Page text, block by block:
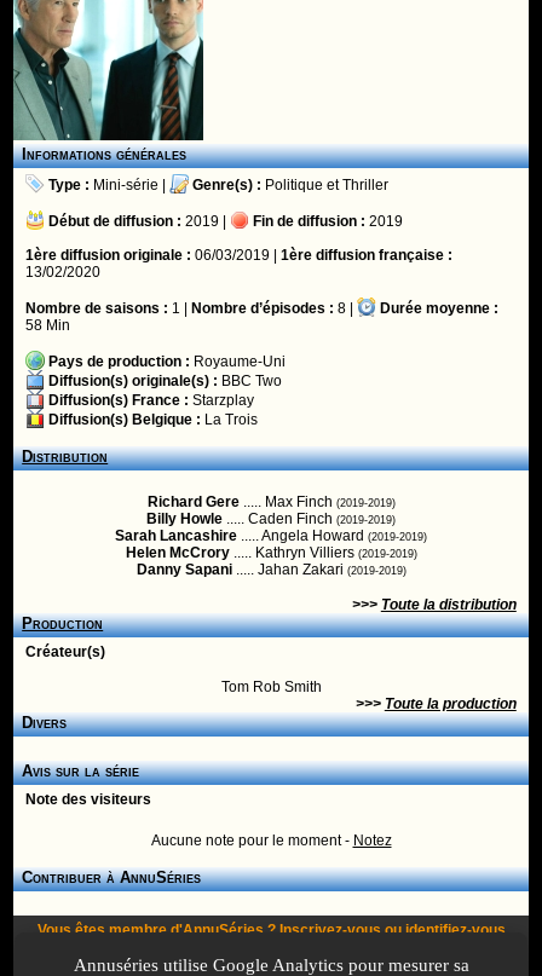
Informations générales
Type : Mini-série | Genre(s) : Politique etThriller
Début de diffusion : 2019 | Fin de diffusion : 2019
1ère diffusion originale : 06/03/2019 |1ère diffusion française :
13/02/2020
Nombre de saisons : 1 | Nombre d’épisodes : 8 |
Durée moyenne :
58 Min
Pays de production : Royaume-Uni
Diffusion(s) originale(s) : BBC Two
Diffusion(s) France : Starzplay
Diffusion(s) Belgique : La Trois
Distribution
Richard Gere..... Max Finch (2019-2019)
Billy Howle ..... Caden Finch (2019-2019)
Sarah Lancashire ..... Angela Howard (2019-2019)
Helen McCrory..... Kathryn Villiers (2019-2019)
Danny Sapani..... Jahan Zakari (2019-2019)
>>> Toute la distribution
Production
Créateur(s)
Tom Rob Smith
>>> Toute la production
Divers
Avis sur la série
Note des visiteurs
Aucune note pour le moment - Notez
Contribuer à AnnuSéries
Vous êtes membre d'AnnuSéries ? Inscrivez-vous ou identifiez-vous
série !
Annuséries utilise Google Analytics pour mesurer sa